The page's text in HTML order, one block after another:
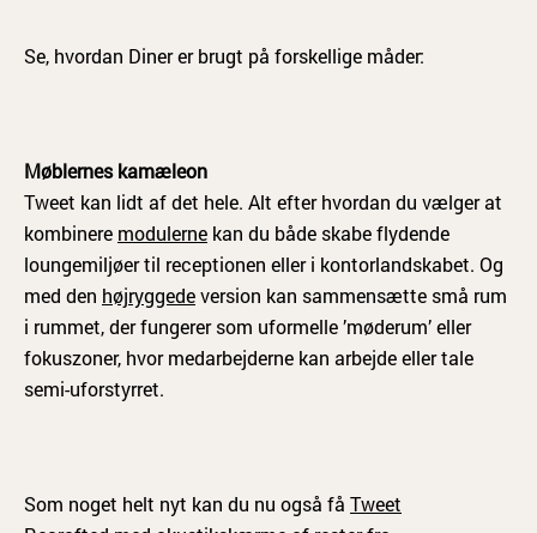
Se, hvordan Diner er brugt på forskellige måder:
Møblernes kamæleon
Tweet kan lidt af det hele. Alt efter hvordan du vælger at
kombinere modulerne kan du både skabe flydende
loungemiljøer til receptionen eller i kontorlandskabet. Og
med den højryggedeversion kan sammensætte små rum
i rummet, der fungerer som uformelle ’møderum’ eller
fokuszoner, hvor medarbejderne kan arbejde eller tale
semi-uforstyrret.
Som noget helt nyt kan du nu også få Tweet